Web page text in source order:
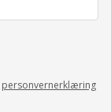
personvernerklæring